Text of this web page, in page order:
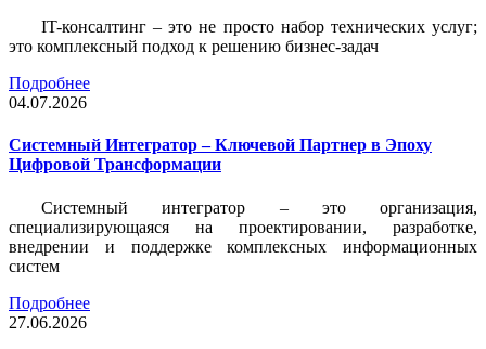
IT-консалтинг – это не просто набор технических услуг;
это комплексный подход к решению бизнес-задач
Подробнее
04.07.2026
Системный Интегратор – Ключевой Партнер в Эпоху
Цифровой Трансформации
Системный интегратор – это организация,
специализирующаяся на проектировании, разработке,
внедрении и поддержке комплексных информационных
систем
Подробнее
27.06.2026